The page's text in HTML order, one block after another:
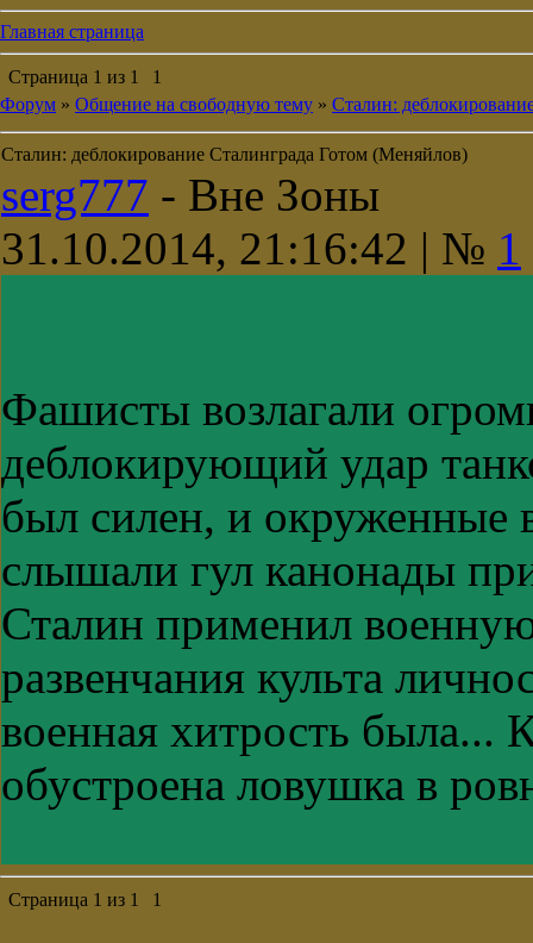
Главная страница
Страница 1 из 1
1
Форум » Общение на свободную тему » Сталин:
Сталин: деблокирование Сталинграда Готом (Меняйлов)
serg777 - Вне Зоны
31.10.2014, 21:16:42 | № 1
Фашисты возлагали
деблокирующий удар
был силен, и окруженные
слышали гул канонады
Сталин применил
развенчания культа
военная хитрость была...
обустроена ловушка в
Страница 1 из 1 1